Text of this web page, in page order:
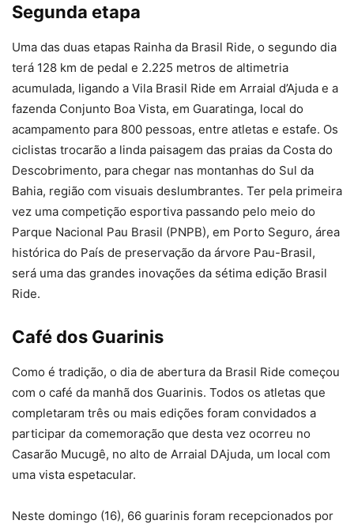
Segunda etapa
Uma das duas etapas Rainha da Brasil Ride, o segundo dia
terá 128 km de pedal e 2.225 metros de altimetria
acumulada, ligando a Vila Brasil Ride em Arraial d’Ajuda e a
fazenda Conjunto Boa Vista, em Guaratinga, local do
acampamento para 800 pessoas, entre atletas e estafe. Os
ciclistas trocarão a linda paisagem das praias da Costa do
Descobrimento, para chegar nas montanhas do Sul da
Bahia, região com visuais deslumbrantes. Ter pela primeira
vez uma competição esportiva passando pelo meio do
Parque Nacional Pau Brasil (PNPB), em Porto Seguro, área
histórica do País de preservação da árvore Pau-Brasil,
será uma das grandes inovações da sétima edição Brasil
Ride.
Café dos Guarinis
Como é tradição, o dia de abertura da Brasil Ride começou
com o café da manhã dos Guarinis. Todos os atletas que
completaram três ou mais edições foram convidados a
participar da comemoração que desta vez ocorreu no
Casarão Mucugê, no alto de Arraial DAjuda, um local com
uma vista espetacular.
Neste domingo (16), 66 guarinis foram recepcionados por